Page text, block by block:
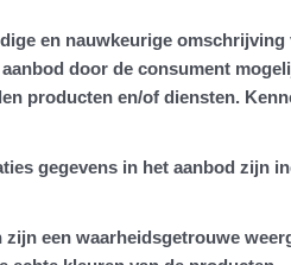
en nauwkeurige
door de consument
producten en/of diensten.
gegevens in het aanbod zijn
een waarheidsgetrouwe